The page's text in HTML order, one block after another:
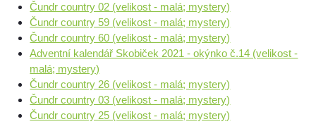
Čundr country 02 (velikost - malá; mystery)
Čundr country 59 (velikost - malá; mystery)
Čundr country 60 (velikost - malá; mystery)
Adventní kalendář Skobiček 2021 - okýnko č.14 (velikost -
malá; mystery)
Čundr country 26 (velikost - malá; mystery)
Čundr country 03 (velikost - malá; mystery)
Čundr country 25 (velikost - malá; mystery)